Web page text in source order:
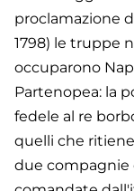
proclamazione
1798) le truppe
occuparono
Partenopea: la
fedele al re
quelli che ritiene
due compagnie